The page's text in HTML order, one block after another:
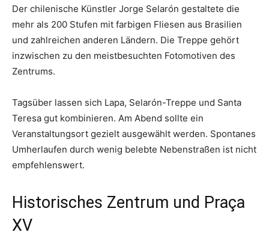
Der chilenische Künstler Jorge Selarón gestaltete die
mehr als 200 Stufen mit farbigen Fliesen aus Brasilien
und zahlreichen anderen Ländern. Die Treppe gehört
inzwischen zu den meistbesuchten Fotomotiven des
Zentrums.
Tagsüber lassen sich Lapa, Selarón-Treppe und Santa
Teresa gut kombinieren. Am Abend sollte ein
Veranstaltungsort gezielt ausgewählt werden. Spontanes
Umherlaufen durch wenig belebte Nebenstraßen ist nicht
empfehlenswert.
Historisches Zentrum und Praça
XV